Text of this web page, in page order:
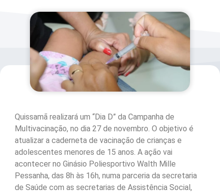
Quissamã realizará um “Dia D” da Campanha de
Multivacinação, no dia 27 de novembro. O objetivo é
atualizar a caderneta de vacinação de crianças e
adolescentes menores de 15 anos. A ação vai
acontecer no Ginásio Poliesportivo Walth Mille
Pessanha, das 8h às 16h, numa parceria da secretaria
de Saúde com as secretarias de Assistência Social,